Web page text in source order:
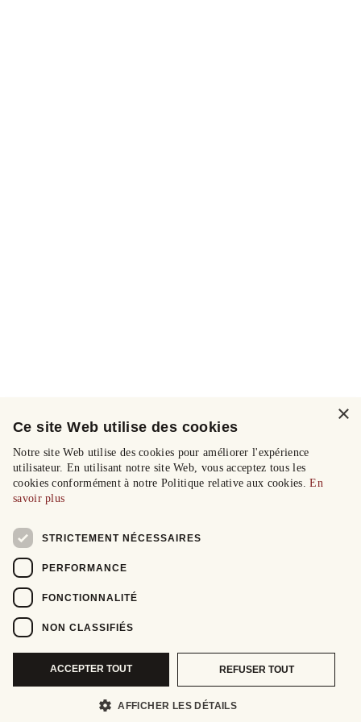
×
Ce site Web utilise des cookies
Notre site Web utilise des cookies pour améliorer l'expérience
utilisateur. En utilisant notre site Web, vous acceptez tous les
cookies conformément à notre Politique relative aux cookies.En
savoir plus
STRICTEMENT NÉCESSAIRES
PERFORMANCE
FONCTIONNALITÉ
NON CLASSIFIÉS
ACCEPTER TOUT REFUSER TOUT
AFFICHER LES DÉTAILS